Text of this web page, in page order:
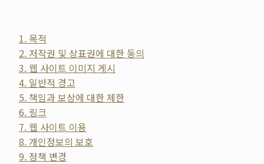
1. 목적
2. 저작권 및 상표권에 대한 동의
3. 웹 사이트 이미지 게시
4. 일반적 경고
5. 책임과 보상에 대한 제한
6. 링크
7. 웹 사이트 이용
8. 개인정보의 보호
9. 정책 변경